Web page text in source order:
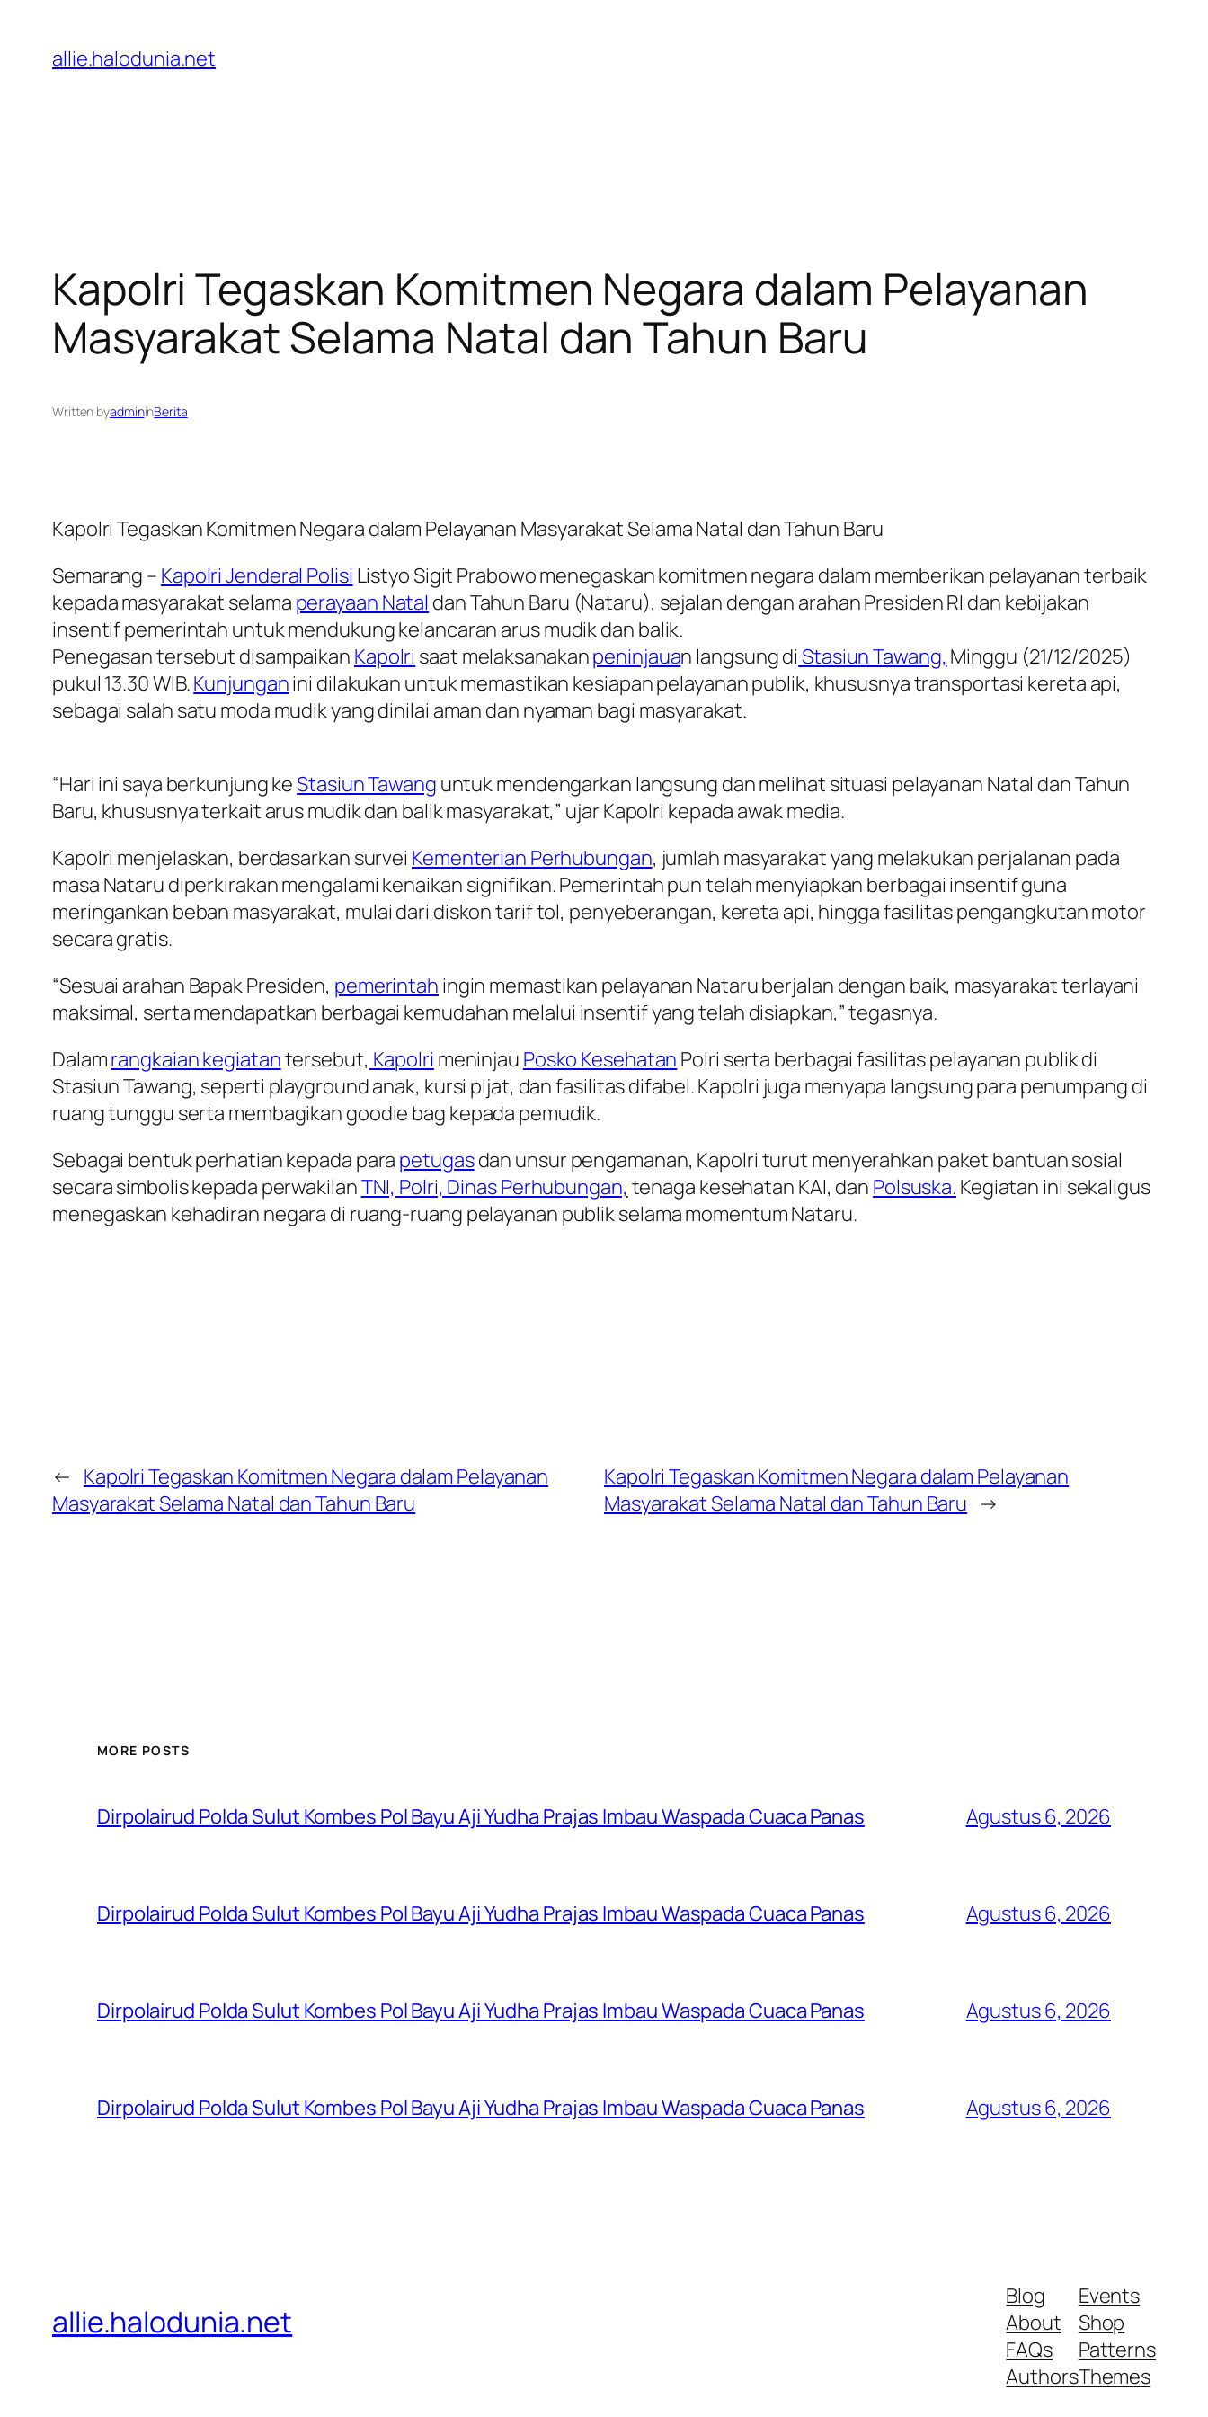
konten
allie.halodunia.net
Kapolri Tegaskan Komitmen Negara dalam Pelayanan
Masyarakat Selama Natal dan Tahun Baru
Written byadmininBerita
Kapolri Tegaskan Komitmen Negara dalam Pelayanan Masyarakat Selama Natal dan Tahun Baru
Semarang – Kapolri Jenderal Polisi Listyo Sigit Prabowo menegaskan komitmen negara dalam memberikan pelayanan terbaik
kepada masyarakat selama perayaan Natal dan Tahun Baru (Nataru), sejalan dengan arahan Presiden RI dan kebijakan
insentif pemerintah untuk mendukung kelancaran arus mudik dan balik.
Penegasan tersebut disampaikan Kapolri saat melaksanakanpeninjauan langsung di Stasiun Tawang, Minggu (21/12/2025)
pukul 13.30 WIB.Kunjunganini dilakukan untuk memastikan kesiapan pelayanan publik, khususnya transportasi kereta api,
sebagai salah satu moda mudik yang dinilai aman dan nyaman bagi masyarakat.
“Hari ini saya berkunjung keStasiun Tawang untuk mendengarkan langsung dan melihat situasi pelayanan Natal dan Tahun
Baru, khususnya terkait arus mudik dan balik masyarakat,” ujar Kapolri kepada awak media.
Kapolri menjelaskan, berdasarkan survei Kementerian Perhubungan, jumlah masyarakat yang melakukan perjalanan pada
masa Nataru diperkirakan mengalami kenaikan signifikan. Pemerintah pun telah menyiapkan berbagai insentif guna
meringankan beban masyarakat, mulai dari diskon tarif tol, penyeberangan, kereta api, hingga fasilitas pengangkutan motor
secara gratis.
“Sesuai arahan Bapak Presiden, pemerintah ingin memastikan pelayanan Nataru berjalan dengan baik, masyarakat terlayani
maksimal, serta mendapatkan berbagai kemudahan melalui insentif yang telah disiapkan,” tegasnya.
Dalamrangkaian kegiatantersebut, Kapolri meninjau Posko Kesehatan Polri serta berbagai fasilitas pelayanan publik di
Stasiun Tawang, seperti playground anak, kursi pijat, dan fasilitas difabel. Kapolri juga menyapa langsung para penumpang di
ruang tunggu serta membagikan goodie bag kepada pemudik.
Sebagai bentuk perhatian kepada para petugasdan unsur pengamanan, Kapolri turut menyerahkan paket bantuan sosial
secara simbolis kepada perwakilanTNI, Polri, Dinas Perhubungan, tenaga kesehatan KAI, dan Polsuska. Kegiatan ini sekaligus
menegaskan kehadiran negara di ruang-ruang pelayanan publik selama momentum Nataru.
← Kapolri Tegaskan Komitmen Negara dalam Pelayanan
Masyarakat Selama Natal dan Tahun Baru
Kapolri Tegaskan Komitmen Negara dalam Pelayanan
Masyarakat Selama Natal dan Tahun Baru →
MORE POSTS
Dirpolairud Polda Sulut Kombes Pol Bayu Aji Yudha Prajas Imbau Waspada Cuaca Panas Agustus 6, 2026
Dirpolairud Polda Sulut Kombes Pol Bayu Aji Yudha Prajas Imbau Waspada Cuaca Panas Agustus 6, 2026
Dirpolairud Polda Sulut Kombes Pol Bayu Aji Yudha Prajas Imbau Waspada Cuaca Panas Agustus 6, 2026
Dirpolairud Polda Sulut Kombes Pol Bayu Aji Yudha Prajas Imbau Waspada Cuaca Panas Agustus 6, 2026
allie.halodunia.net
Blog
About
FAQs
Authors
Events
Shop
Patterns
Themes